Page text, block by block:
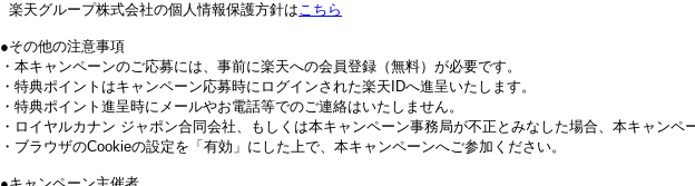
楽天グループ株式会社の個人情報保護方針はこちら
●その他の注意事項
・本キャンペーンのご応募には、事前に楽天への会員登録（無料）が必要です。
・特典ポイントはキャンペーン応募時にログインされた楽天IDへ進呈いたします。
・特典ポイント進呈時にメールやお電話等でのご連絡はいたしません。
・ロイヤルカナン ジャポン合同会社、もしくは本キャンペーン事務局が不正とみなした場合、本キャンペ
・ブラウザのCookieの設定を「有効」にした上で、本キャンペーンへご参加ください。